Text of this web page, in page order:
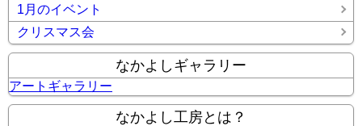
1月のイベント
クリスマス会
なかよしギャラリー
アートギャラリー
なかよし工房とは？